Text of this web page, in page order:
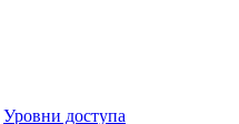
Уровни доступа